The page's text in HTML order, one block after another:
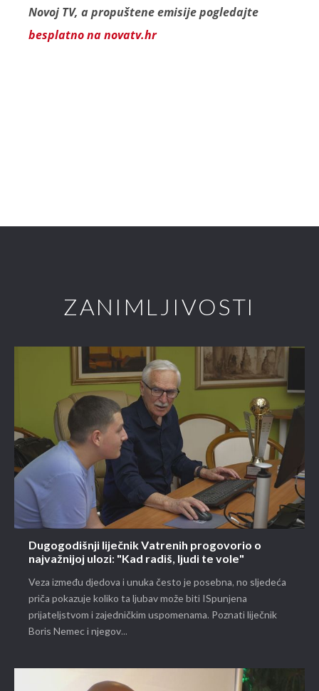
Novoj TV, a propuštene emisije pogledajte
besplatno na novatv.hr
ZANIMLJIVOSTI
Dugogodišnji liječnik Vatrenih progovorio o
najvažnijoj ulozi: "Kad radiš, ljudi te vole"
Veza između djedova i unuka često je posebna, no sljedeća
priča pokazuje koliko ta ljubav može biti ISpunjena
prijateljstvom i zajedničkim uspomenama. Poznati liječnik
Boris Nemec i njegov...